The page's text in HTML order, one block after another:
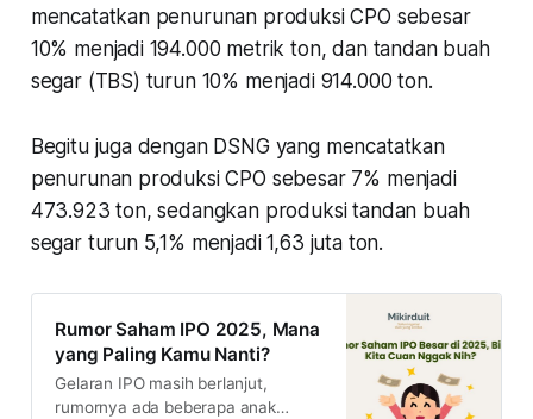
mencatatkan penurunan produksi CPO sebesar
10% menjadi 194.000 metrik ton, dan tandan buah
segar (TBS) turun 10% menjadi 914.000 ton.
Begitu juga dengan DSNG yang mencatatkan
penurunan produksi CPO sebesar 7% menjadi
473.923 ton, sedangkan produksi tandan buah
segar turun 5,1% menjadi 1,63 juta ton.
Rumor Saham IPO 2025, Mana
yang Paling Kamu Nanti?
Gelaran IPO masih berlanjut,
rumornya ada beberapa anak